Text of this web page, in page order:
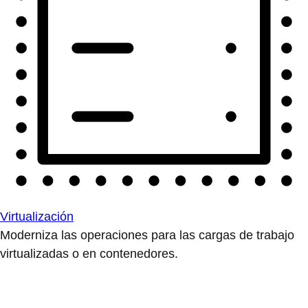
Virtualización
Moderniza las operaciones para las cargas de trabajo
virtualizadas o en contenedores.